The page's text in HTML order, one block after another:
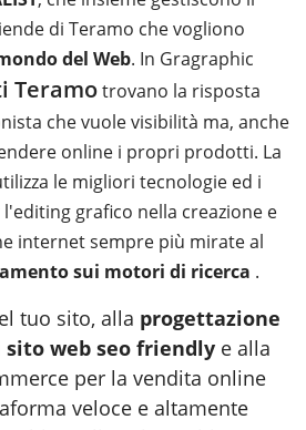
di Teramo che vogliono
del Web. In Gragraphic
Teramotrovano la risposta
che vuole visibilità ma, anche
online i propri prodotti. La
le migliori tecnologie ed i
grafico nella creazione e
internet sempre più mirate al
sui motori di ricerca .
tuo sito, alla progettazione
web seo friendly e alla
per la vendita online
veloce e altamente